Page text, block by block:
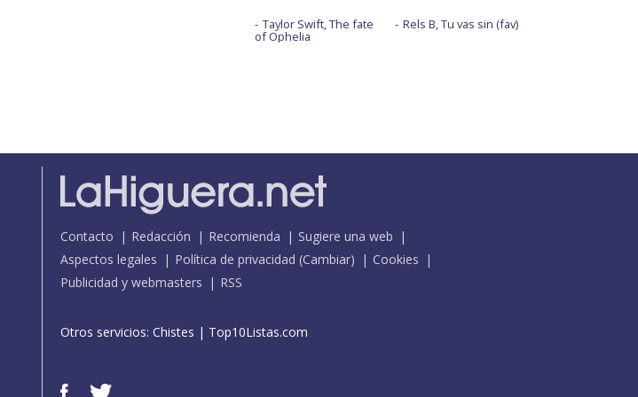
Taylor Swift, The fate
of Ophelia
Rels B, Tu vas sin (fav)
Contacto Redacción Recomienda
Sugiere una web
Aspectos legales
Política de privacidad (Cambiar)
Cookies
Publicidad y webmasters
RSS
Otros servicios: Chistes | Top10Listas.com